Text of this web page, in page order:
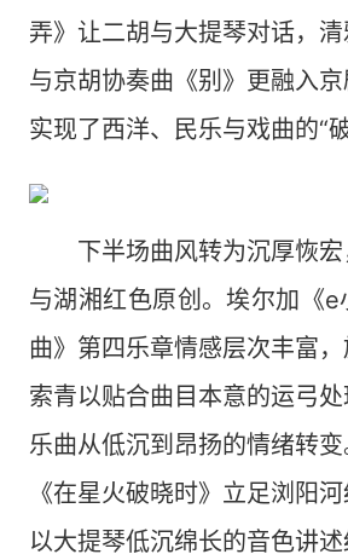
弄》让二胡与大提琴对话，
与京胡协奏曲《别》更融入京
实现了西洋、民乐与戏曲的“破
下半场曲风转为沉厚恢宏
与湖湘红色原创。埃尔加《
曲》第四乐章情感层次丰富，
索青以贴合曲目本意的运弓
乐曲从低沉到昂扬的情绪转变
《在星火破晓时》立足浏阳河
以大提琴低沉绵长的音色讲